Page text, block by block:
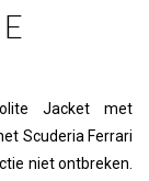
Jacket met
Scuderia Ferrari
niet ontbreken.